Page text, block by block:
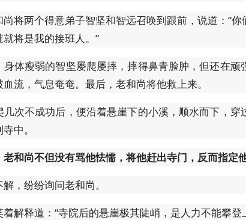
将两个得意弟子智坚和智远召唤到跟前，说道：“
将是我的接班人。”
身体瘦弱的智坚屡爬屡摔，摔得鼻青脸肿，但还在
流，气息奄奄。最后，老和尚将他救上来。
几次不成功后，便沿着悬崖下的小溪，顺水而下，穿
中。
和尚不但没有骂他怯懦，将他赶出寺门，反而指定
，纷纷询问老和尚。
解释道：“寺院后的悬崖极其陡峭，是人力不能攀登